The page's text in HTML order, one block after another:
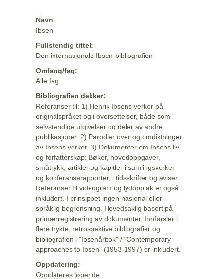
Navn:
Ibsen
Fullstendig tittel:
Den internasjonale Ibsen-bibliografien
Omfang/fag:
Alle fag
Bibliografien dekker:
Referanser til: 1) Henrik Ibsens verker på
originalspråket og i oversettelser, både som
selvstendige utgivelser og deler av andre
publikasjoner. 2) Parodier over og omdiktninger
av Ibsens verker. 3) Dokumenter om Ibsens liv
og forfatterskap: Bøker, hovedoppgaver,
småtrykk, artikler og kapitler i samlingsverker
og konferanserapporter, i tidsskrifter og aviser.
Referanser til videogram og lydopptak er også
inkludert. I prinsippet ingen nasjonal eller
språklig begrensning. Hovedsaklig basert på
primærregistrering av dokumenter. Innførsler i
flere trykte, retrospektive bibliografier og
bibliografien i "Ibsenårbok" / "Contemporary
approaches to Ibsen" (1953-1997) er inkludert.
Oppdatering:
Oppdateres løpende